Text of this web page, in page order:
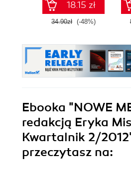
18.15 zł
34.90zł (-48%)
Ebooka "NOWE
redakcją Eryka
Kwartalnik 2/
przeczytasz na: